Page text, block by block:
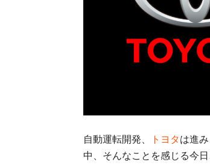
自動運転開発、 トヨタは進
中、そんなことを感じる今日